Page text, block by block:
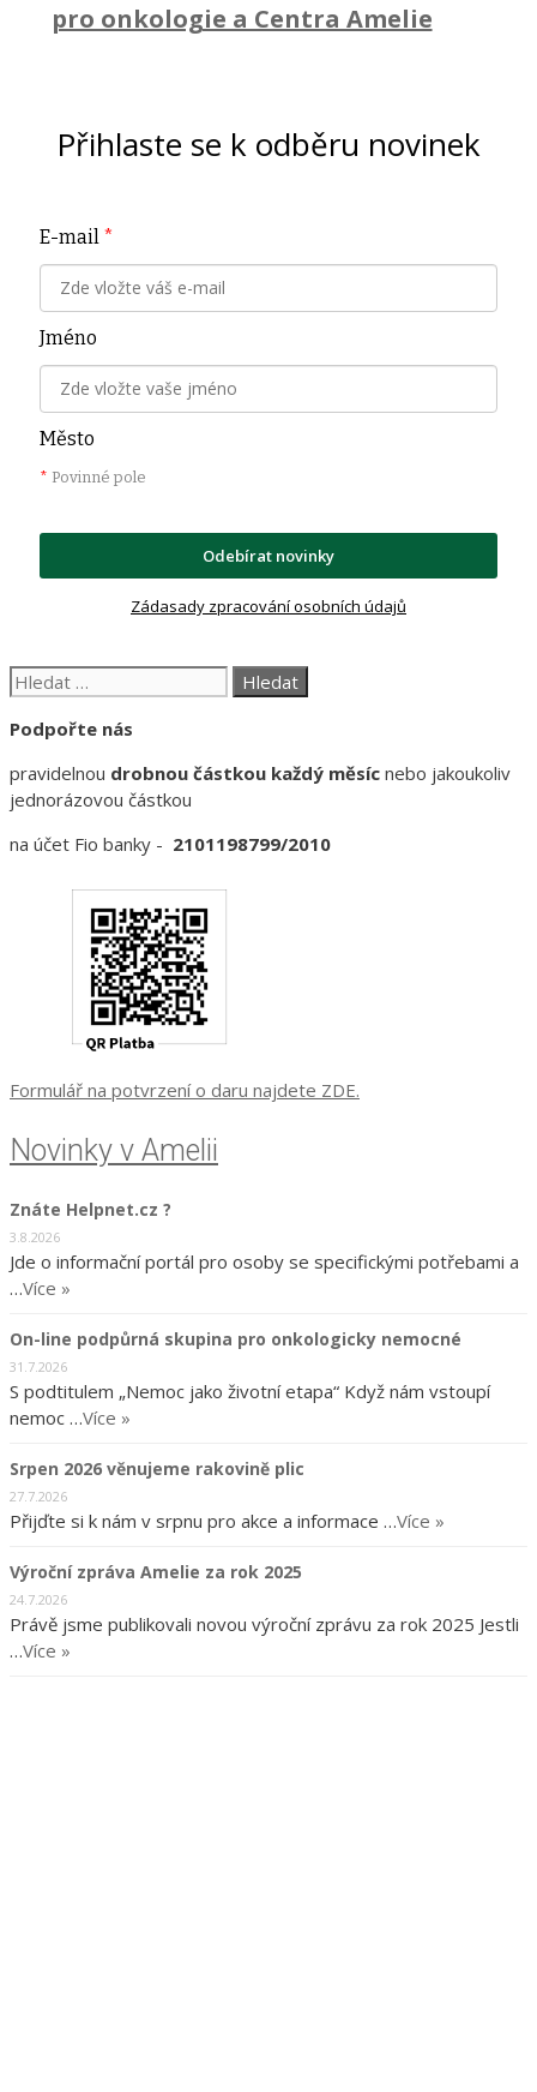
pro onkologie a Centra Amelie
Přihlaste se k odběru novinek
E-mail *
Jméno
Město
* Povinné pole
Odebírat novinky
Zádasady zpracování osobních údajů
Hledat:
Podpořte nás
pravidelnou drobnou částkou každý měsíc nebo jakoukoliv
jednorázovou částkou
na účet Fio banky - 2101198799/2010
Formulář na potvrzení o daru najdete ZDE.
Novinky v Amelii
Znáte Helpnet.cz ?
3.8.2026
Jde o informační portál pro osoby se specifickými potřebami a
…Více »
On-line podpůrná skupina pro onkologicky nemocné
31.7.2026
S podtitulem „Nemoc jako životní etapa“ Když nám vstoupí
nemoc …Více »
Srpen 2026 věnujeme rakovině plic
27.7.2026
Přijďte si k nám v srpnu pro akce a informace …Více »
Výroční zpráva Amelie za rok 2025
24.7.2026
Právě jsme publikovali novou výroční zprávu za rok 2025 Jestli
…Více »